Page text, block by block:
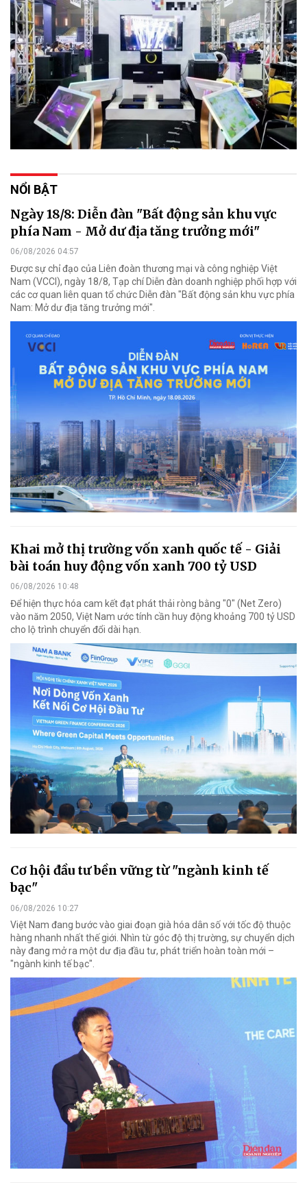
NỔI BẬT
Ngày 18/8: Diễn đàn "Bất động sản khu vực
phía Nam - Mở dư địa tăng trưởng mới"
06/08/2026 04:57
Được sự chỉ đạo của Liên đoàn thương mại và công nghiệp Việt
Nam (VCCI), ngày 18/8, Tạp chí Diễn đàn doanh nghiệp phối hợp với
các cơ quan liên quan tổ chức Diễn đàn "Bất động sản khu vực phía
Nam: Mở dư địa tăng trưởng mới".
Khai mở thị trường vốn xanh quốc tế - Giải
bài toán huy động vốn xanh 700 tỷ USD
06/08/2026 10:48
Để hiện thực hóa cam kết đạt phát thải ròng bằng "0" (Net Zero)
vào năm 2050, Việt Nam ước tính cần huy động khoảng 700 tỷ USD
cho lộ trình chuyển đổi dài hạn.
Cơ hội đầu tư bền vững từ "ngành kinh tế
bạc"
06/08/2026 10:27
Việt Nam đang bước vào giai đoạn già hóa dân số với tốc độ thuộc
hàng nhanh nhất thế giới. Nhìn từ góc độ thị trường, sự chuyển dịch
này đang mở ra một dư địa đầu tư, phát triển hoàn toàn mới –
"ngành kinh tế bạc".